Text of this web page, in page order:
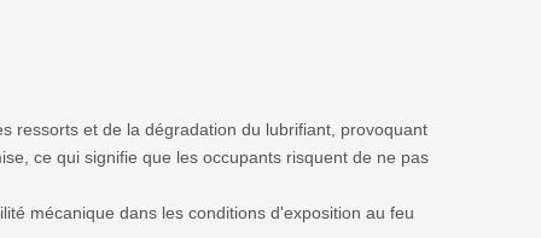
ressorts et de la dégradation du lubrifiant, provoquant
ce qui signifie que les occupants risquent de ne pas
mécanique dans les conditions d'exposition au feu